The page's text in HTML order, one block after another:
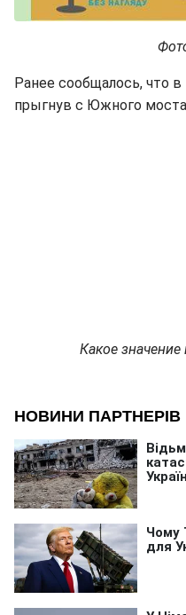
Ранее сообщалось, что
прыгнув с Южного
Какое значение